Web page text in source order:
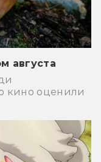
августа
кино оценили